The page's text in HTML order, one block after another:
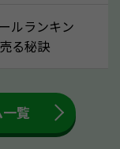
受け取ること
す。廃車査定
があるかどう
県のソコカラ
ルランキン
る秘訣
覧